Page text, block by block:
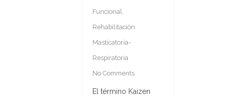
Funcional
Rehabilitación
Masticatoria-
Respiratoria
No Comments
El término Kaizen